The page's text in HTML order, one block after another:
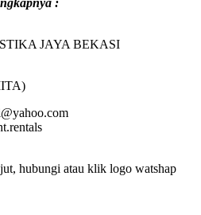
:
JAYA BEKASI
hubungi atau klik logo watshap